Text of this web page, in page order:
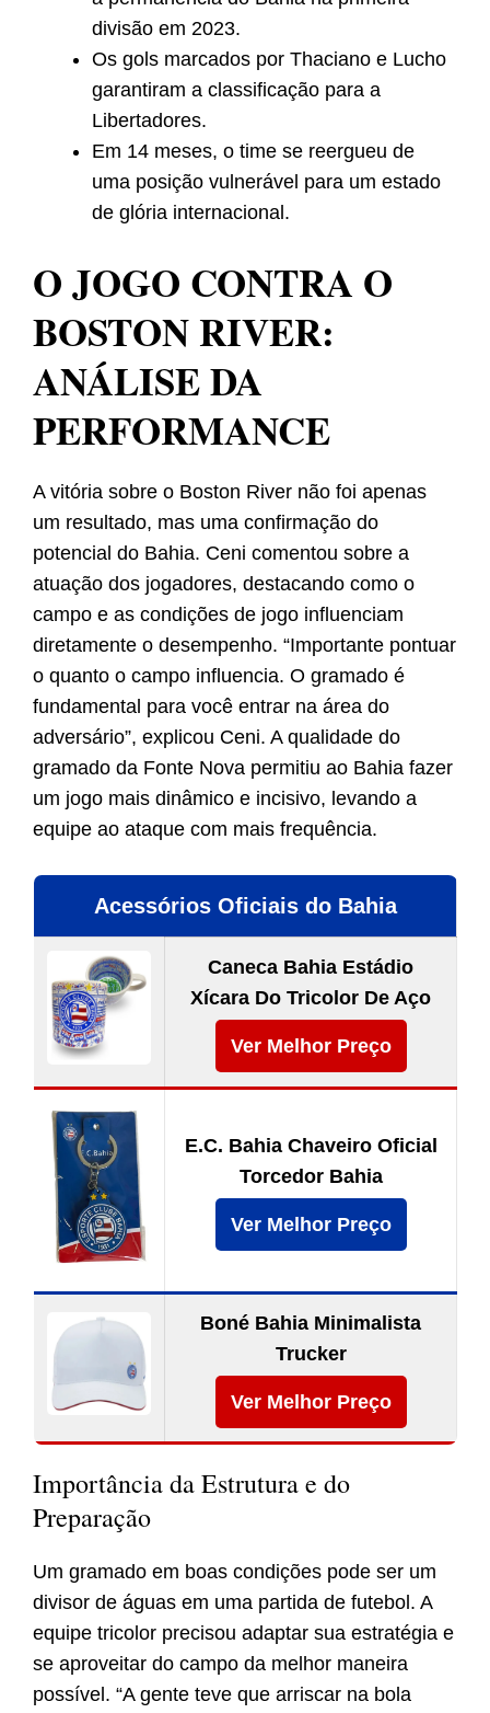
divisão em 2023.
Os gols marcados por Thaciano e Lucho
garantiram a classificação para a
Libertadores.
Em 14 meses, o time se reergueu de
uma posição vulnerável para um estado
de glória internacional.
O JOGO CONTRA O
BOSTON RIVER:
ANÁLISE DA
PERFORMANCE
A vitória sobre o Boston River não foi apenas
um resultado, mas uma confirmação do
potencial do Bahia. Ceni comentou sobre a
atuação dos jogadores, destacando como o
campo e as condições de jogo influenciam
diretamente o desempenho. “Importante pontuar
o quanto o campo influencia. O gramado é
fundamental para você entrar na área do
adversário”, explicou Ceni. A qualidade do
gramado da Fonte Nova permitiu ao Bahia fazer
um jogo mais dinâmico e incisivo, levando a
equipe ao ataque com mais frequência.
Acessórios Oficiais do Bahia
Caneca Bahia Estádio
Xícara Do Tricolor De Aço
Ver Melhor Preço
E.C. Bahia Chaveiro Oficial
Torcedor Bahia
Ver Melhor Preço
Boné Bahia Minimalista
Trucker
Ver Melhor Preço
Importância da Estrutura e do
Preparação
Um gramado em boas condições pode ser um
divisor de águas em uma partida de futebol. A
equipe tricolor precisou adaptar sua estratégia e
se aproveitar do campo da melhor maneira
possível. “A gente teve que arriscar na bola